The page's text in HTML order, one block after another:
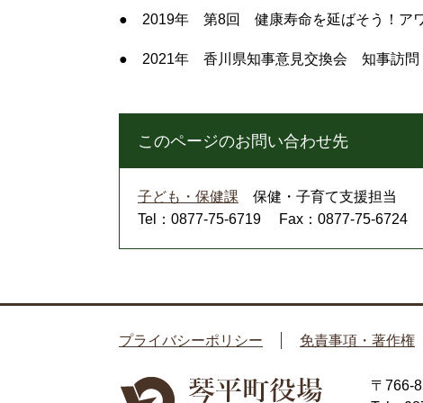
● 2019年 第8回 健康寿命を延ばそう！ア
● 2021年 香川県知事意見交換会 知事訪問
このページのお問い合わせ先
子ども・保健課
保健・子育て支援担当
Tel：0877-75-6719
Fax：0877-75-6724
プライバシーポリシー 免責事項・著作権
〒766-